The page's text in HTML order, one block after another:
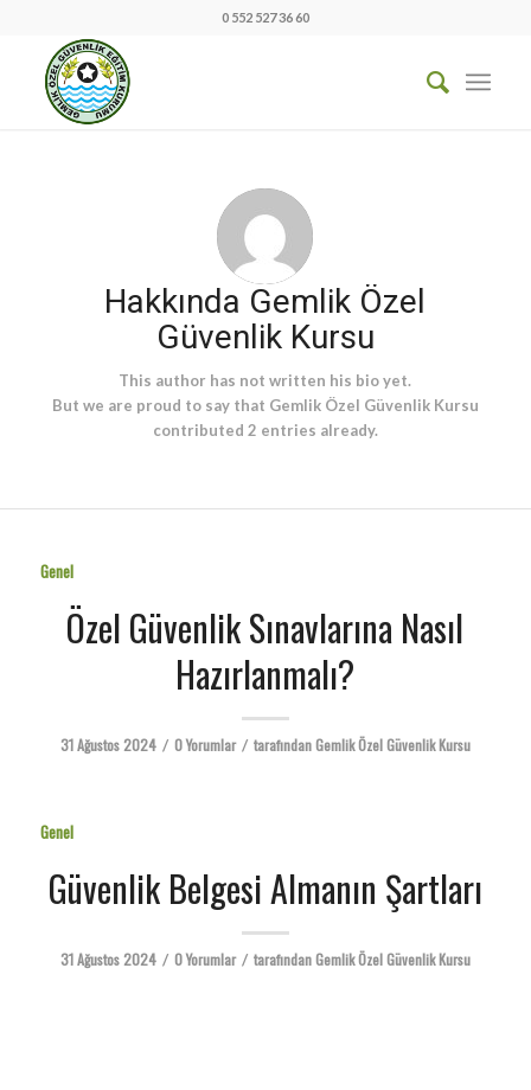
0 552 527 36 60
Hakkında Gemlik Özel
Güvenlik Kursu
This author has not written his bio yet.
But we are proud to say that Gemlik Özel Güvenlik Kursu
contributed 2 entries already.
Genel
Özel Güvenlik Sınavlarına Nasıl
Hazırlanmalı?
31 Ağustos 2024 / 0 Yorumlar / tarafındanGemlik Özel Güvenlik Kursu
Genel
Güvenlik Belgesi Almanın Şartları
31 Ağustos 2024 / 0 Yorumlar / tarafındanGemlik Özel Güvenlik Kursu